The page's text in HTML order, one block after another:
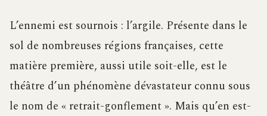
L’ennemi est sournois : l’argile. Présente dans le
sol de nombreuses régions françaises, cette
matière première, aussi utile soit-elle, est le
théâtre d’un phénomène dévastateur connu sous
le nom de « retrait-gonflement ». Mais qu’en est-